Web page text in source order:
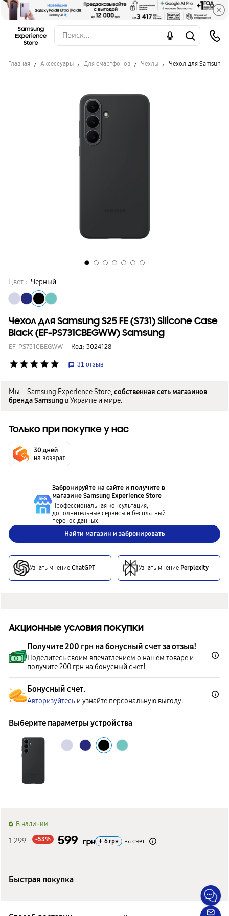
Главная Аксессуары Для смартфонов Чехлы Чехол для Samsung
Цвет : Черный
Чехол для Samsung S25 FE (S731) Silicone Case
Black (EF-PS731CBEGWW) Samsung
EF-PS731CBEGWW Код: 3024128
star star star star star 31 отзыв
Мы – Samsung Experience Store,собственная сеть магазинов
бренда Samsung в Украине и мире.
Только при покупке у нас
Забронируйте на сайте и получите в
магазинеSamsung Experience Store
Профессиональная консультация,
дополнительные сервисы и бесплатный
перенос данных.
Найти магазин и забронировать
Узнать мнение ChatGPT Узнать мнение Perplexity
Акционные условия покупки
Получите 200 грн на бонусный счет за отзыв!
Поделитесь своим впечатлением о нашем товаре и
получите 200 грн на бонусный счет!
Бонусный счет.
Авторизуйтесь и узнайте персональную выгоду.
Выберите параметры устройства
B наличии
1 299 -53% 599 грн + 6 грн на счет
Быстрая покупка